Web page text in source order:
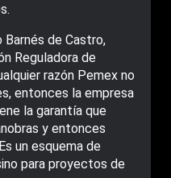
de Castro,
Reguladora de
razón Pemex no
entonces la empresa
la garantía que
y entonces
un esquema de
para proyectos de